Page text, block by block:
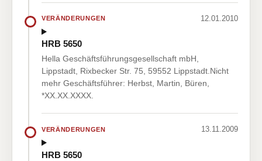
VERÄNDERUNGEN 12.01.2010
HRB 5650
Hella Geschäftsführungsgesellschaft mbH,
Lippstadt, Rixbecker Str. 75, 59552 Lippstadt.Nicht
mehr Geschäftsführer: Herbst, Martin, Büren,
*XX.XX.XXXX.
VERÄNDERUNGEN 13.11.2009
HRB 5650